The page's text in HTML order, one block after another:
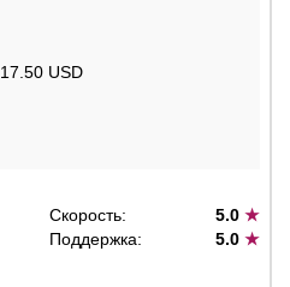
17.50 USD
Скорость: 5.0 ★
Поддержка: 5.0 ★